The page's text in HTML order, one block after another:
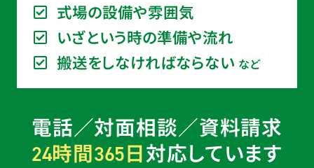
式場の設備や雰囲気
いざという時の準備や流れ
搬送をしなければならない など
電話／対面相談／資料請求
24時間365日対応しています